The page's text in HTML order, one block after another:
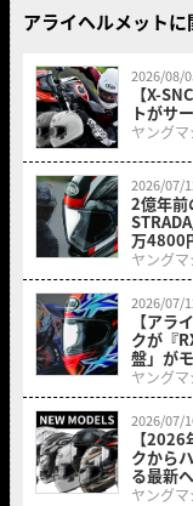
アライヘルメット
2026/08/
【X-
トがサ
ヤング
2026/07/
2億年
万4800
ヤング
2026/07/
【アラ
クが『
盤」が
ヤング
2026/07/
【
クから
る最新
ヤング